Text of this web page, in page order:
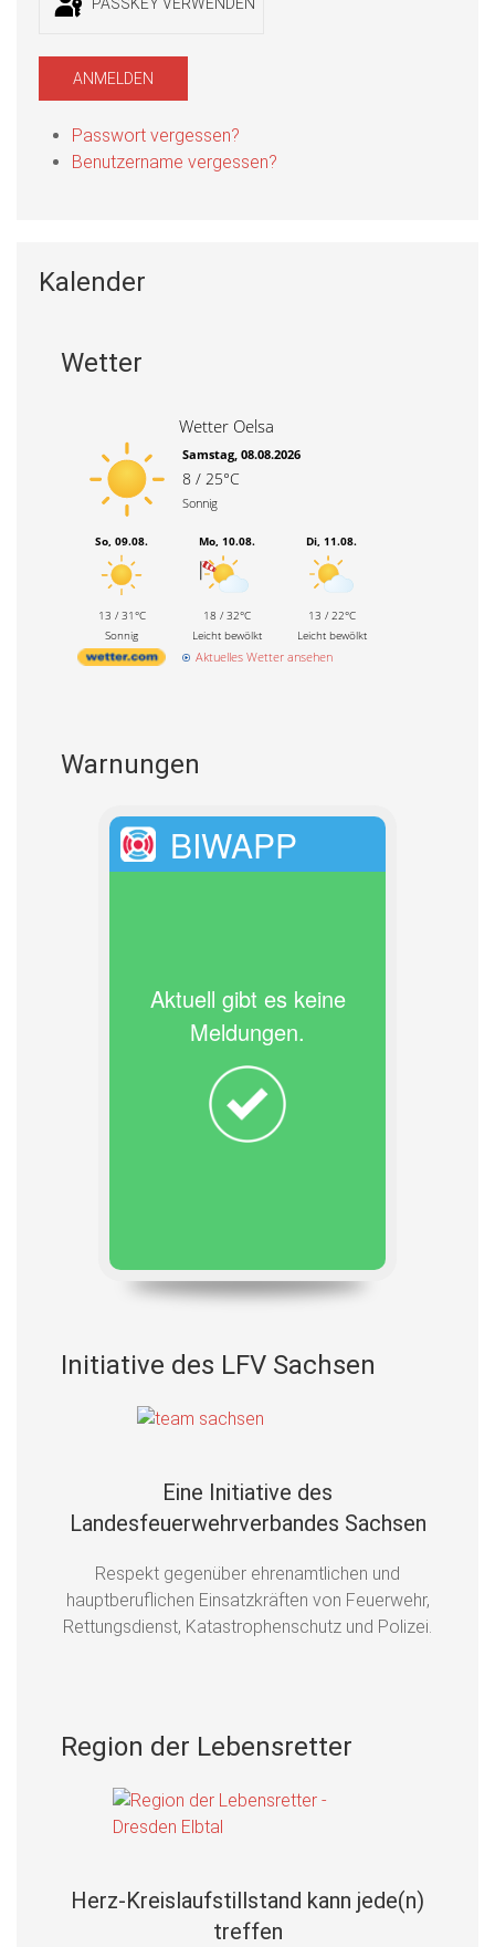
PASSKEY VERWENDEN
ANMELDEN
Passwort vergessen?
Benutzername vergessen?
Kalender
Wetter
Wetter Oelsa
Samstag, 08.08.2026
8 / 25°C
Sonnig
So, 09.08.
13 / 31°C
Sonnig
Mo, 10.08.
18 / 32°C
Leicht bewölkt
Di, 11.08.
13 / 22°C
Leicht bewölkt
Aktuelles Wetter ansehen
Warnungen
BIWAPP
Aktuell gibt es keine
Meldungen.
Initiative des LFV Sachsen
Eine Initiative des
Landesfeuerwehrverbandes Sachsen
Respekt gegenüber ehrenamtlichen und
hauptberuflichen Einsatzkräften von Feuerwehr,
Rettungsdienst, Katastrophenschutz und Polizei.
Region der Lebensretter
Herz-Kreislaufstillstand kann jede(n)
treffen